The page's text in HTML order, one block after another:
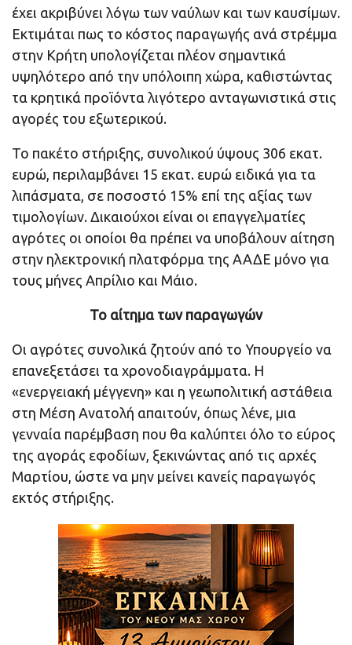
έχει ακριβύνει λόγω των ναύλων και των καυσίμων.
Εκτιμάται πως το κόστος παραγωγής ανά στρέμμα
στην Κρήτη υπολογίζεται πλέον σημαντικά
υψηλότερο από την υπόλοιπη χώρα, καθιστώντας
τα κρητικά προϊόντα λιγότερο ανταγωνιστικά στις
αγορές του εξωτερικού.
Το πακέτο στήριξης, συνολικού ύψους 306 εκατ.
ευρώ, περιλαμβάνει 15 εκατ. ευρώ ειδικά για τα
λιπάσματα, σε ποσοστό 15% επί της αξίας των
τιμολογίων. Δικαιούχοι είναι οι επαγγελματίες
αγρότες οι οποίοι θα πρέπει να υποβάλουν αίτηση
στην ηλεκτρονική πλατφόρμα της ΑΑΔΕ μόνο για
τους μήνες Απρίλιο και Μάιο.
Το αίτημα των παραγωγών
Οι αγρότες συνολικά ζητούν από το Υπουργείο να
επανεξετάσει τα χρονοδιαγράμματα. Η
«ενεργειακή μέγγενη» και η γεωπολιτική αστάθεια
στη Μέση Ανατολή απαιτούν, όπως λένε, μια
γενναία παρέμβαση που θα καλύπτει όλο το εύρος
της αγοράς εφοδίων, ξεκινώντας από τις αρχές
Μαρτίου, ώστε να μην μείνει κανείς παραγωγός
εκτός στήριξης.